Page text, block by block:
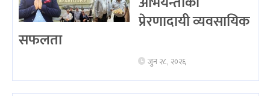
प्रेरणादायी व्यवसायिक
सफलता
जुन २८, २०२६